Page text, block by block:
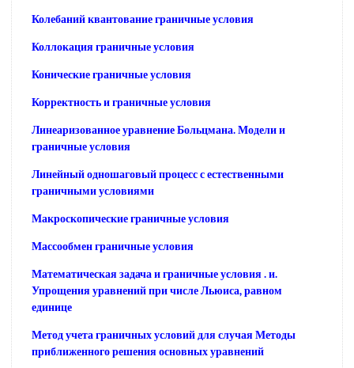
Колебаний квантование граничные условия
Коллокация граничные условия
Конические граничные условия
Корректность и граничные условия
Линеаризованное уравнение Больцмана. Модели и
граничные условия
Линейный одношаговый процесс с естественными
граничными условиями
Макроскопические граничные условия
Массообмен граничные условия
Математическая задача и граничные условия . и.
Упрощения уравнений при числе Льюиса, равном
единице
Метод учета граничных условий для случая Методы
приближенного решения основных уравнений